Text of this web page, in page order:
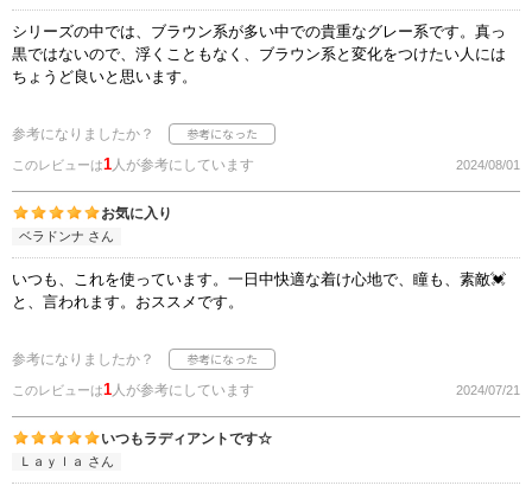
シリーズの中では、ブラウン系が多い中での貴重なグレー系です。真っ
黒ではないので、浮くこともなく、ブラウン系と変化をつけたい人には
ちょうど良いと思います。
参考になりましたか？
このレビューは1人が参考にしています 2024/08/01
お気に入り
ベラドンナ さん
いつも、これを使っています。一日中快適な着け心地で、瞳も、素敵💓
と、言われます。おススメです。
参考になりましたか？
このレビューは1人が参考にしています 2024/07/21
いつもラディアントです☆
Ｌａｙｌａ さん